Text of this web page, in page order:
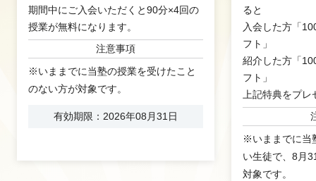
期間中にご入会いただくと90分×4回の
授業が無料になります。
注意事項
※いままでに当塾の授業を受けたこと
のない方が対象です。
有効期限：2026年08月31日
ると
入会した方「
フト」
紹介した方「
フト」
上記特典をプレ
※いままでに当
い生徒で、8月
対象です。